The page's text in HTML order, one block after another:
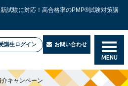
試験に対応！高合格率のPMP®試験対策講
講生ログイン お問い合わせ
MENU
介キャンペーン